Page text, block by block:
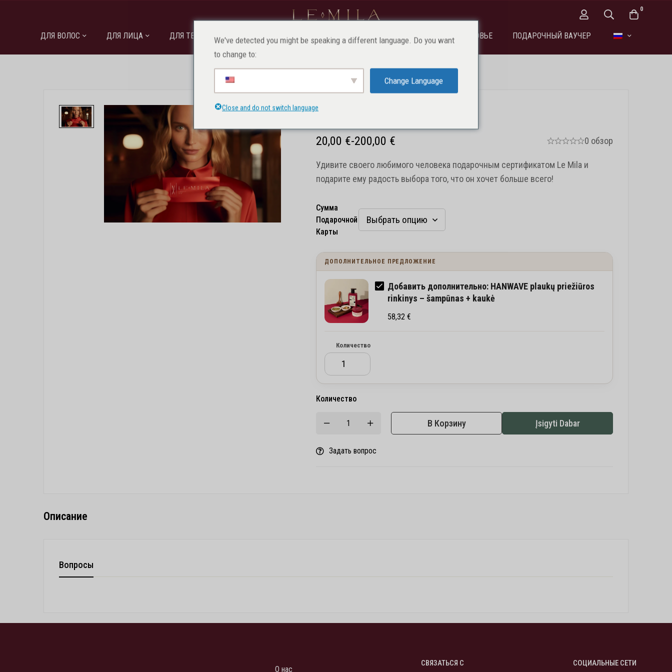
0
ДЛЯ ВОЛОС ДЛЯ ЛИЦА ДЛЯ ТЕЛА ДЛЯ ДЕТЕЙ ДЛЯ ПРОФЕССИОНАЛОВ МАКИЯЖ ЗДОРОВЬЕ ПОДАРОЧНЫЙ ВАУЧЕР
Главная Товары Подарочный ваучер Подарочный ваучер
Подарочный Ваучер
20,00 €-200,00 € 0 обзор
Удивите своего любимого человека подарочным сертификатом Le Mila и
подарите ему радость выбора того, что он хочет больше всего!
Сумма
Подарочной
Карты
ДОПОЛНИТЕЛЬНОЕ ПРЕДЛОЖЕНИЕ
Добавить дополнительно: HANWAVE plaukų priežiūros
rinkinys – šampūnas + kaukė
58,32€
Количество
Количество
В Корзину Įsigyti Dabar
Задать вопрос
Описание
Вопросы
О нас
СВЯЗАТЬСЯ С СОЦИАЛЬНЫЕ СЕТИ
We've detected you might be speaking a different language. Do you want
to change to:
Change Language
Close and do not switch language